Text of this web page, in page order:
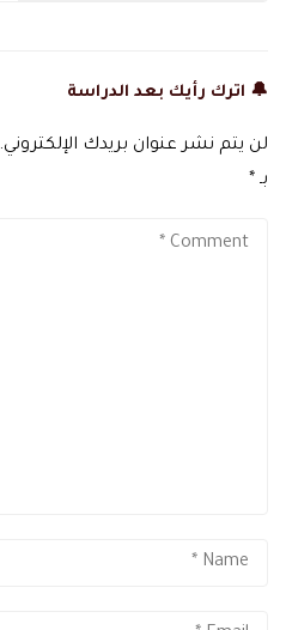
🔔 اترك رأيك بعد الدراسة
لن يتم نشر عنوان بريدك الإلكتروني.
بـ *